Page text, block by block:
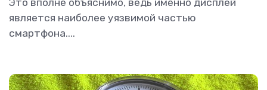
является наиболее уязвимой частью
смартфона....